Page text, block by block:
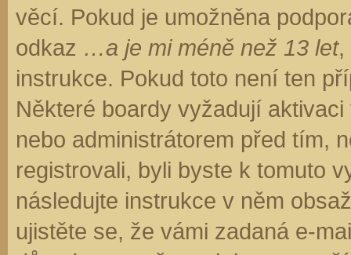
věcí. Pokud je umožněna
odkaz …a je mi méně než 13 let,
instrukce. Pokud toto není ten
Některé boardy vyžadují
nebo administrátorem před tím,
registrovali, byli byste k tomuto
následujte instrukce v něm
ujistěte se, že vámi zadaná e-